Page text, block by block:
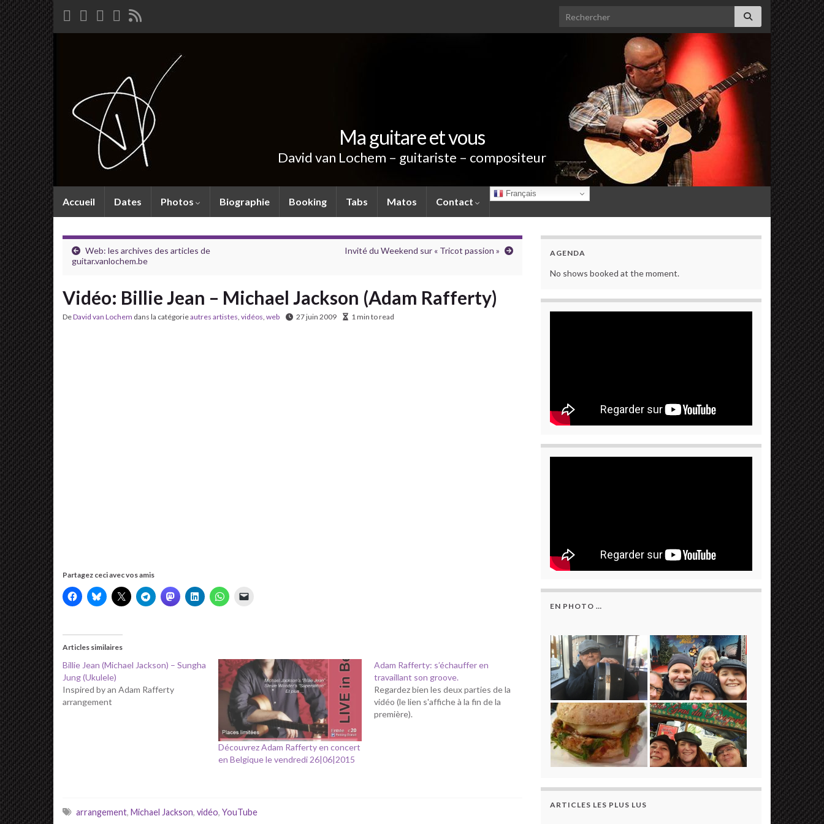
Search for:
Ma guitare et vous
David van Lochem – guitariste – compositeur
Accueil Dates Photos Biographie Booking Tabs Matos Contact
Français
Web: les archives des articles de
guitar.vanlochem.be
Invité du Weekend sur « Tricot passion »
Vidéo: Billie Jean – Michael Jackson (Adam Rafferty)
DeDavid van Lochem dans la catégorieautres artistes, vidéos, web 27 juin 2009 1 min to read
Partagez ceci avec vos amis
Articles similaires
Billie Jean (Michael Jackson) – Sungha
Jung (Ukulele)
Inspired by an Adam Rafferty
arrangement
Découvrez Adam Rafferty en concert
en Belgique le vendredi 26|06|2015
Adam Rafferty: s’échauffer en
travaillant son groove.
Regardez bien les deux parties de la
vidéo (le lien s'affiche à la fin de la
première).
arrangement, Michael Jackson, vidéo, YouTube
AGENDA
No shows booked at the moment.
EN PHOTO …
ARTICLES LES PLUS LUS